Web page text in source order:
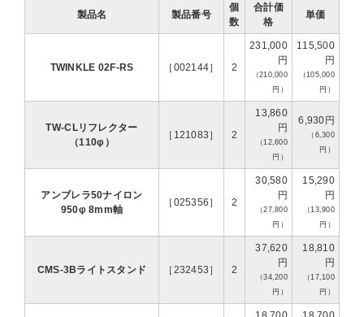
製品名 製品番号
個
数
合計価
格
単価
TWINKLE 02F-RS ［002144］ 2
231,000
円
（210,000
円）
115,500
円
（105,000
円）
TW-CLリフレクター
（110φ）
［121083］ 2
13,860
円
（12,600
円）
6,930円
（6,300
円）
アンブレラ50ナイロン
950φ 8mm軸
［025356］ 2
30,580
円
（27,800
円）
15,290
円
（13,900
円）
CMS-3Bライトスタンド ［232453］ 2
37,620
円
（34,200
円）
18,810
円
（17,100
円）